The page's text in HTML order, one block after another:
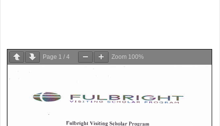
Page 1 / 4 Zoom 100%